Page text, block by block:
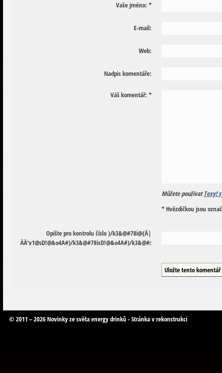
Vaše jméno: *
E-mail:
Web:
Nadpis komentáře:
Váš komentář: *
Můžete používatTexy!
* Hvězdičkou jsou
Opište pro kontrolu číslo)/k3&@#78i@{Ä|
ÄÄ‘v1@sD!@&o4A#)/k3&@#78isD!@&o4A#)/k3&@#:
© 2011 – 2026 Novinky ze světa energy drinků - Stránka v rekonstrukci